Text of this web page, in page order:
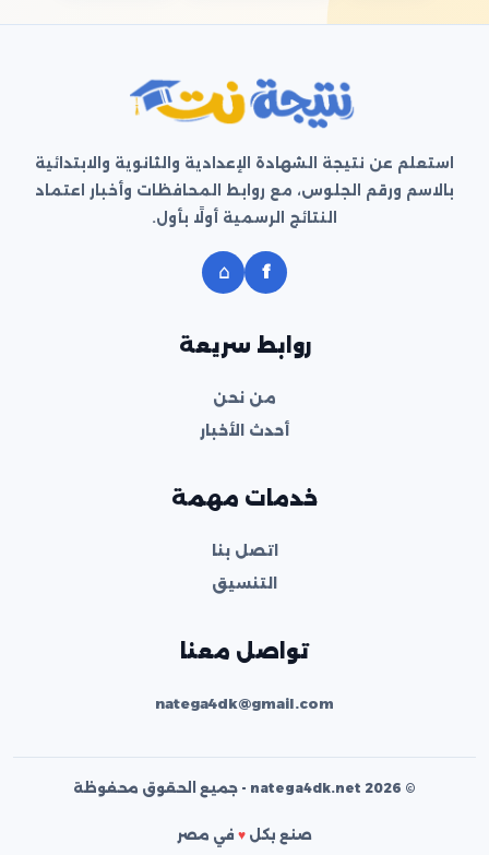
استعلم عن نتيجة الشهادة الإعدادية والثانوية والابتدائية
بالاسم ورقم الجلوس، مع روابط المحافظات وأخبار اعتماد
النتائج الرسمية أولًا بأول.
f
⌂
روابط سريعة
من نحن
أحدث الأخبار
خدمات مهمة
اتصل بنا
التنسيق
تواصل معنا
natega4dk@gmail.com
© 2026 natega4dk.net - جميع الحقوق محفوظة
صنع بكل ♥ في مصر